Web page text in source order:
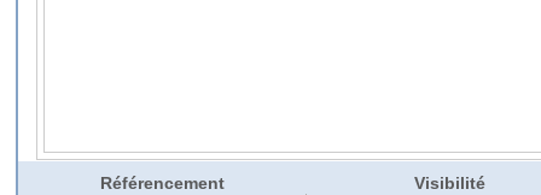
Référencement Visibilité